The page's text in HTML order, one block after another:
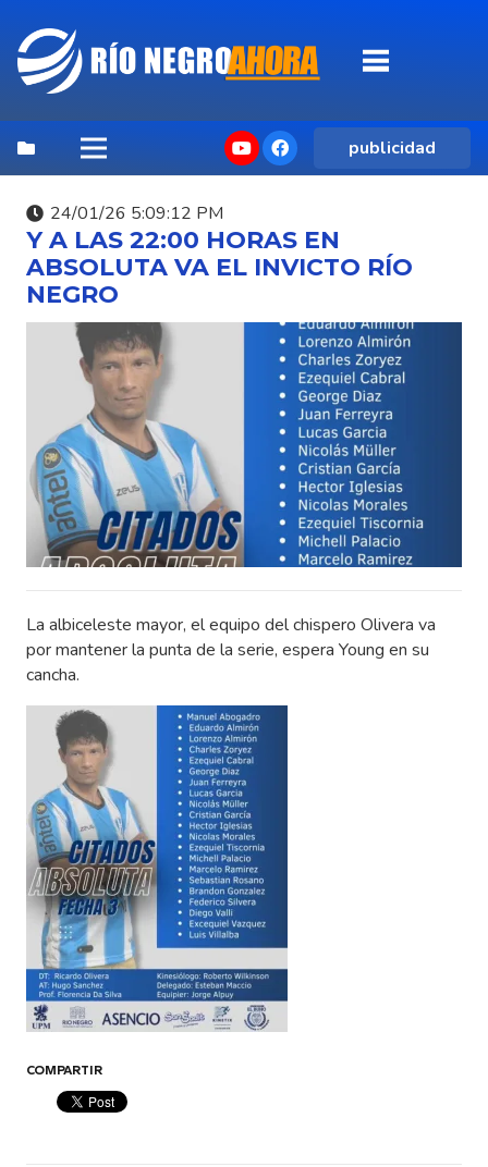
publicidad
24/01/26 5:09:12 PM
Y A LAS 22:00 HORAS EN
ABSOLUTA VA EL INVICTO RÍO
NEGRO
La albiceleste mayor, el equipo del chispero Olivera va
por mantener la punta de la serie, espera Young en su
cancha.
COMPARTIR